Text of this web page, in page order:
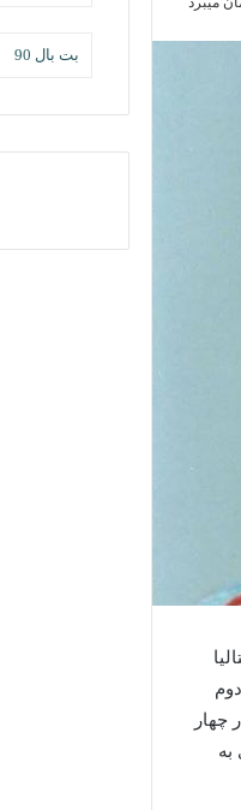
فصل ۱۹۸۵ در جایگاه دوم
در چهار
به
بت بال 90